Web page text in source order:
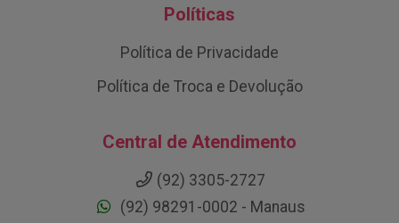
Políticas
Política de Privacidade
Política de Troca e Devolução
Central de Atendimento
(92) 3305-2727
(92) 98291-0002 - Manaus